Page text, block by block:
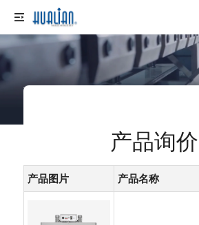
首页 / 产品询价
产品询价
产品图片 产品名称